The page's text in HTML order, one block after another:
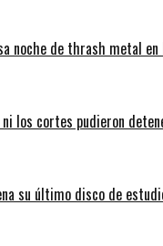
noche de thrash metal
ni los cortes pudieron
su último disco de